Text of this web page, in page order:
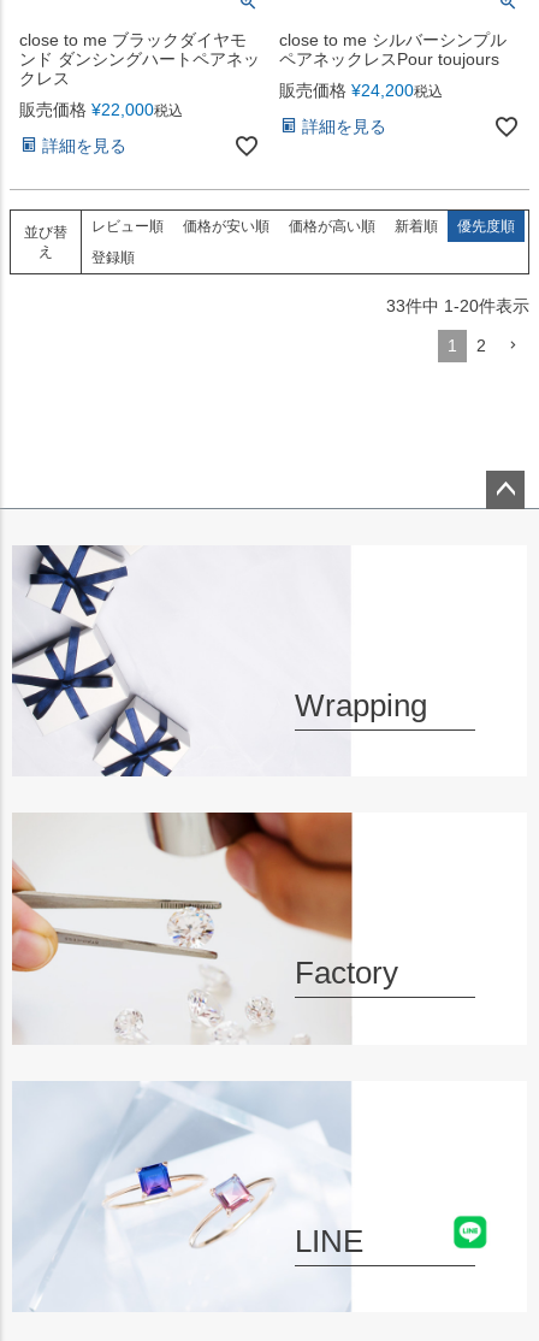
close to me ブラックダイヤモ
ンド ダンシングハートペアネッ
クレス
販売価格 ¥22,000税込
詳細を見る
close to me シルバーシンプル
ペアネックレスPour toujours
販売価格 ¥24,200税込
詳細を見る
並び替
え
レビュー順 価格が安い順 価格が高い順 新着順
優先度順
登録順
33件中 1-20件表示
1 2
Wrapping
Factory
LINE